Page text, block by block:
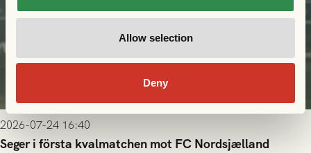
Allow selection
Deny
2026-07-24 16:40
Seger i första kvalmatchen mot FC Nordsjælland